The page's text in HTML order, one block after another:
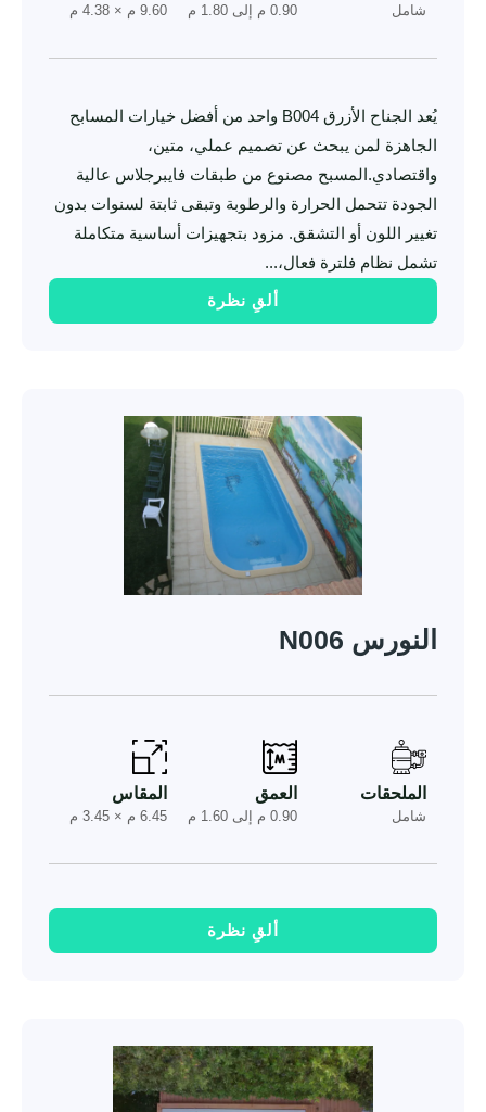
شامل 0.90 م إلى 1.80 م 9.60 م × 4.38 م
يُعد الجناح الأزرق B004 واحد من أفضل خيارات المسابح
الجاهزة لمن يبحث عن تصميم عملي، متين،
واقتصادي.المسبح مصنوع من طبقات فايبرجلاس عالية
الجودة تتحمل الحرارة والرطوبة وتبقى ثابتة لسنوات بدون
تغيير اللون أو التشقق. مزود بتجهيزات أساسية متكاملة
تشمل نظام فلترة فعال،...
ألقِ نظرة
النورس N006
الملحقات
شامل
العمق
0.90 م إلى 1.60 م
المقاس
6.45 م × 3.45 م
ألقِ نظرة